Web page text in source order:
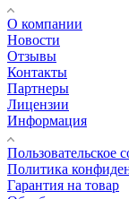
О компании
Новости
Отзывы
Контакты
Партнеры
Лицензии
Информация
Пользовательское
Политика
Гарантия на товар